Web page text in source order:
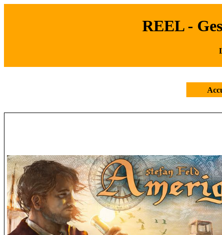
REEL -